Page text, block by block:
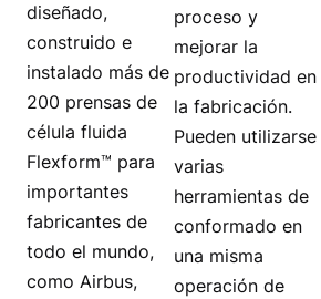
diseñado,
construido e
instalado más de
200 prensas de
célula fluida
Flexform™ para
importantes
fabricantes de
todo el mundo,
como Airbus,
proceso y
mejorar la
productividad en
la fabricación.
Pueden utilizarse
varias
herramientas de
conformado en
una misma
operación de